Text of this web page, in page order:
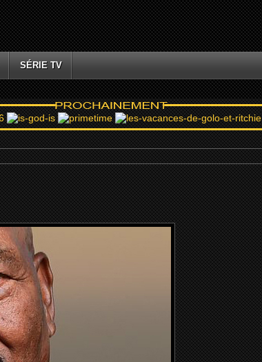
SÉRIE TV